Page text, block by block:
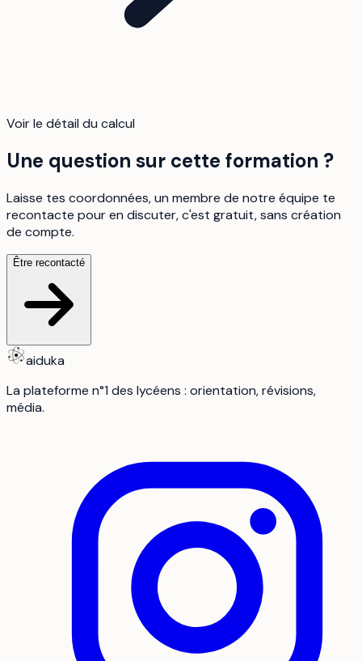
Voir le détail du calcul
Une question sur cette formation ?
Laisse tes coordonnées, un membre de notre équipe te
recontacte pour en discuter, c'est gratuit, sans création
de compte.
Être recontacté
aiduka
La plateforme n°1 des lycéens : orientation, révisions,
média.